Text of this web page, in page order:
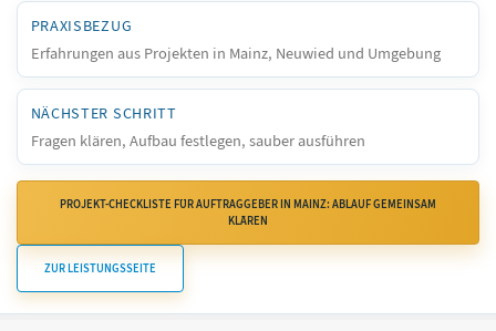
PRAXISBEZUG
Erfahrungen aus Projekten in Mainz, Neuwied und Umgebung
NÄCHSTER SCHRITT
Fragen klären, Aufbau festlegen, sauber ausführen
PROJEKT-CHECKLISTE FÜR AUFTRAGGEBER IN MAINZ: ABLAUF GEMEINSAM
KLÄREN
ZUR LEISTUNGSSEITE